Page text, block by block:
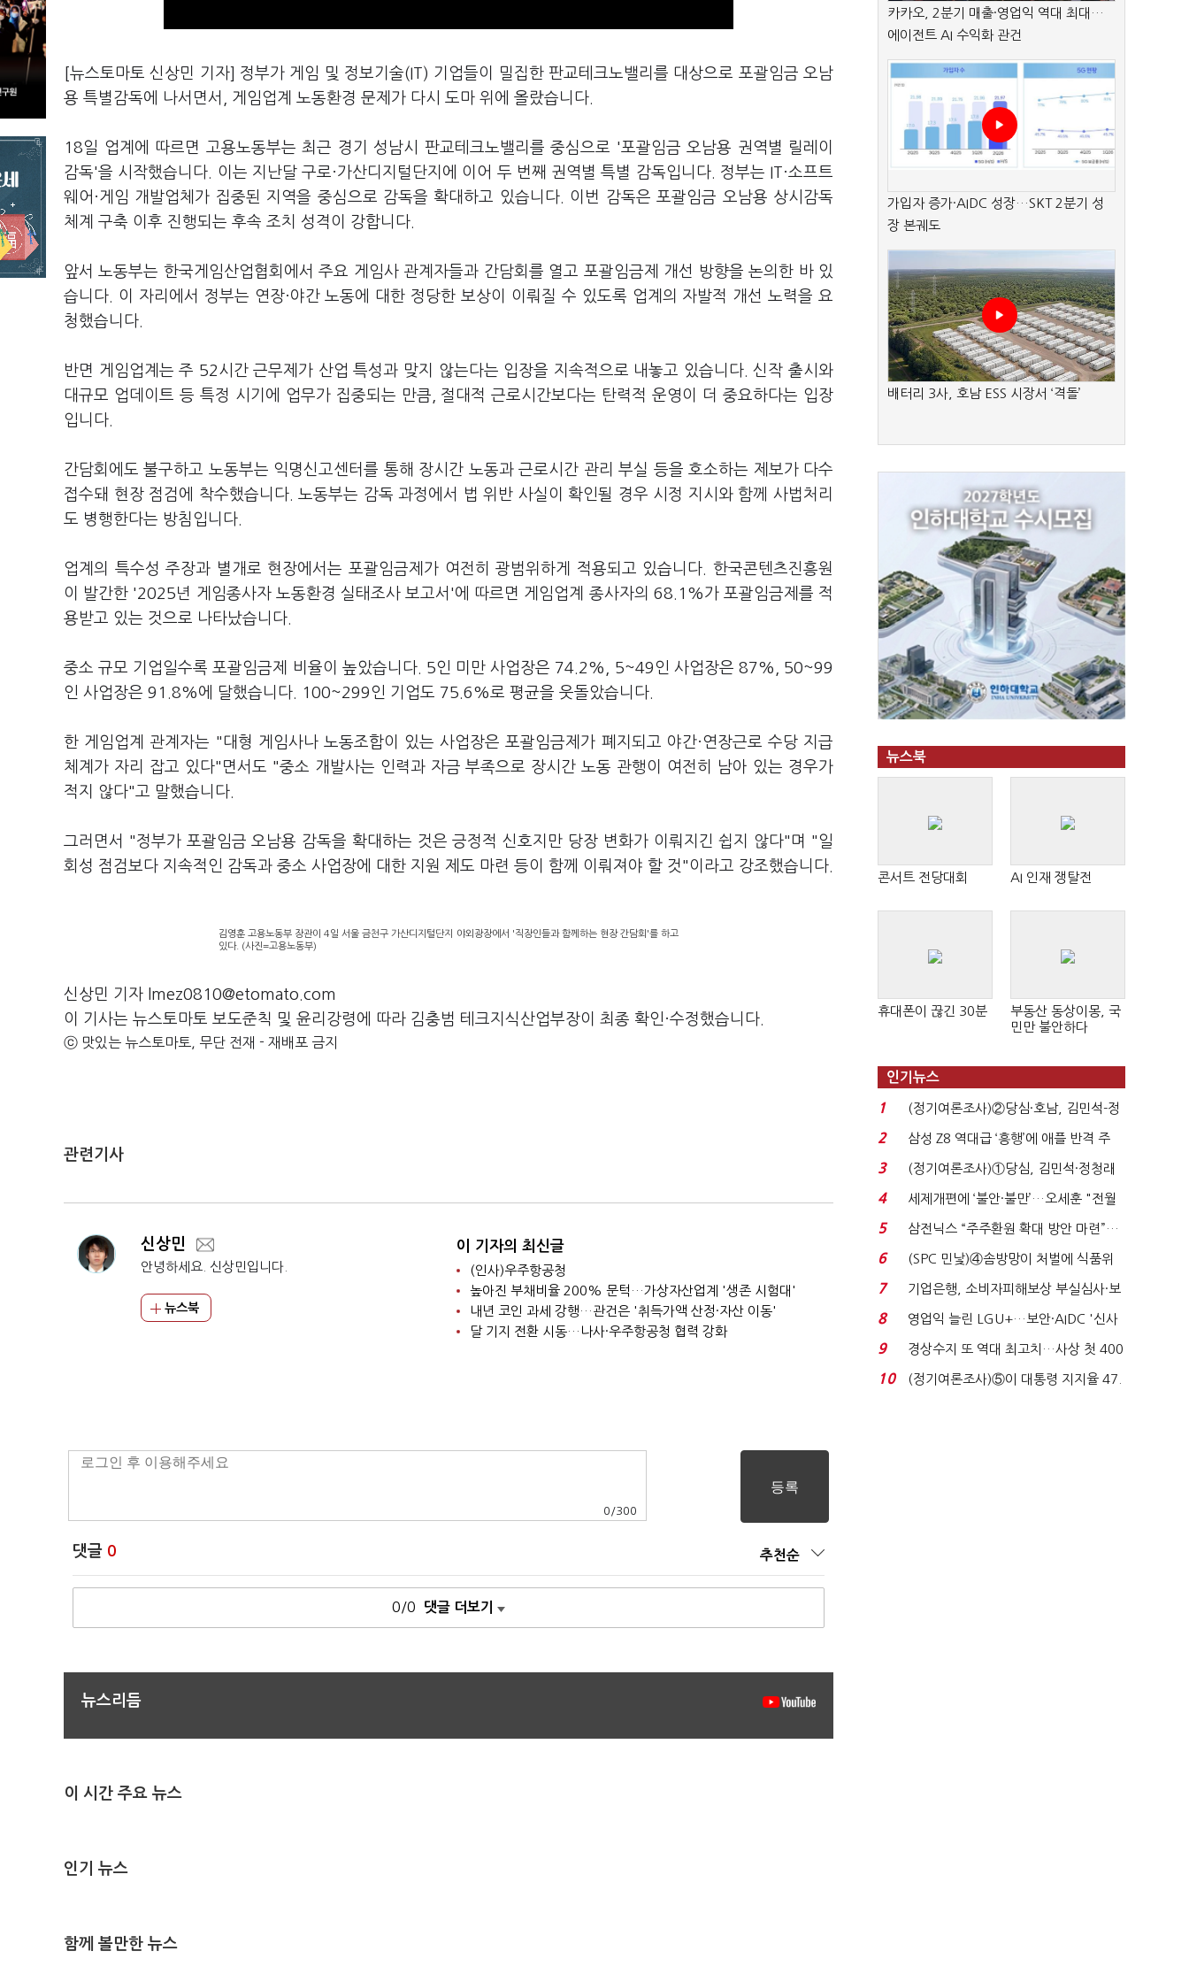
[뉴스토마토 신상민 기자] 정부가 게임 및 정보기술(IT) 기업들이 밀집한 판교테크노밸리를 대상으로 포괄임금 오남
용 특별감독에 나서면서, 게임업계 노동환경 문제가 다시 도마 위에 올랐습니다.
18일 업계에 따르면 고용노동부는 최근 경기 성남시 판교테크노밸리를 중심으로 '포괄임금 오남용 권역별 릴레이
감독'을 시작했습니다. 이는 지난달 구로·가산디지털단지에 이어 두 번째 권역별 특별 감독입니다. 정부는 IT·소프트
웨어·게임 개발업체가 집중된 지역을 중심으로 감독을 확대하고 있습니다. 이번 감독은 포괄임금 오남용 상시감독
체계 구축 이후 진행되는 후속 조치 성격이 강합니다.
앞서 노동부는 한국게임산업협회에서 주요 게임사 관계자들과 간담회를 열고 포괄임금제 개선 방향을 논의한 바 있
습니다. 이 자리에서 정부는 연장·야간 노동에 대한 정당한 보상이 이뤄질 수 있도록 업계의 자발적 개선 노력을 요
청했습니다.
반면 게임업계는 주 52시간 근무제가 산업 특성과 맞지 않는다는 입장을 지속적으로 내놓고 있습니다. 신작 출시와
대규모 업데이트 등 특정 시기에 업무가 집중되는 만큼, 절대적 근로시간보다는 탄력적 운영이 더 중요하다는 입장
입니다.
간담회에도 불구하고 노동부는 익명신고센터를 통해 장시간 노동과 근로시간 관리 부실 등을 호소하는 제보가 다수
접수돼 현장 점검에 착수했습니다. 노동부는 감독 과정에서 법 위반 사실이 확인될 경우 시정 지시와 함께 사법처리
도 병행한다는 방침입니다.
업계의 특수성 주장과 별개로 현장에서는 포괄임금제가 여전히 광범위하게 적용되고 있습니다. 한국콘텐츠진흥원
이 발간한 '2025년 게임종사자 노동환경 실태조사 보고서'에 따르면 게임업계 종사자의 68.1%가 포괄임금제를 적
용받고 있는 것으로 나타났습니다.
중소 규모 기업일수록 포괄임금제 비율이 높았습니다. 5인 미만 사업장은 74.2%, 5~49인 사업장은 87%, 50~99
인 사업장은 91.8%에 달했습니다. 100~299인 기업도 75.6%로 평균을 웃돌았습니다.
한 게임업계 관계자는 "대형 게임사나 노동조합이 있는 사업장은 포괄임금제가 폐지되고 야간·연장근로 수당 지급
체계가 자리 잡고 있다"면서도 "중소 개발사는 인력과 자금 부족으로 장시간 노동 관행이 여전히 남아 있는 경우가
적지 않다"고 말했습니다.
그러면서 "정부가 포괄임금 오남용 감독을 확대하는 것은 긍정적 신호지만 당장 변화가 이뤄지긴 쉽지 않다"며 "일
회성 점검보다 지속적인 감독과 중소 사업장에 대한 지원 제도 마련 등이 함께 이뤄져야 할 것"이라고 강조했습니다.
김영훈 고용노동부 장관이 4일 서울 금천구 가산디지털단지 야외광장에서 '직장인들과 함께하는 현장 간담회'를 하고
있다. (사진=고용노동부)
신상민 기자 lmez0810@etomato.com
이 기사는 뉴스토마토 보도준칙 및 윤리강령에 따라 김충범 테크지식산업부장이 최종 확인·수정했습니다.
ⓒ 맛있는 뉴스토마토, 무단 전재 - 재배포 금지
관련기사
신상민
안녕하세요. 신상민입니다.
뉴스북
이 기자의 최신글
(인사)우주항공청
높아진 부채비율 200% 문턱…가상자산업계 '생존 시험대'
내년 코인 과세 강행…관건은 '취득가액 산정·자산 이동'
달 기지 전환 시동…나사·우주항공청 협력 강화
0 /300
댓글 0 추천순
0/0 댓글 더보기
뉴스리듬
이 시간 주요 뉴스
인기 뉴스
함께 볼만한 뉴스
카카오, 2분기 매출·영업익 역대 최대…
에이전트 AI 수익화 관건
가입자 증가·AIDC 성장…SKT 2분기 성
장 본궤도
배터리 3사, 호남 ESS 시장서 ‘격돌’
뉴스북
콘서트 전당대회 AI 인재 쟁탈전
휴대폰이 끊긴 30분
부동산 동상이몽, 국
민만 불안하다
인기뉴스
1
(정기여론조사)②당심·호남, 김민석-정
청래 '초접전'...
2
삼성 Z8 역대급 ‘흥행’에 애플 반격 주
목…9월 ‘폴...
3
(정기여론조사)①당심, 김민석·정청래
'초접전'…대통령 ...
4
세제개편에 ‘불안·불만’…오세훈 "전월
세 구하기 더 ...
5
삼전닉스 “주주환원 확대 방안 마련”…
로이터에 성명...
6
(SPC 민낯)④솜방망이 처벌에 식품위
생법 위반 반복...
7
기업은행, 소비자피해보상 부실심사·보
이스피싱 공시 ...
8
영업익 늘린 LGU+…보안·AIDC '신사
업 드라이브'...
9
경상수지 또 역대 최고치…사상 첫 400
억달러에 '3% 성...
10
(정기여론조사)⑤이 대통령 지지율 47.